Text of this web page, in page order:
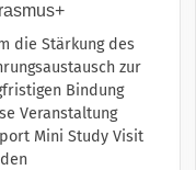
die Stärkung des
zur
Bindung
Veranstaltung
Mini Study Visit